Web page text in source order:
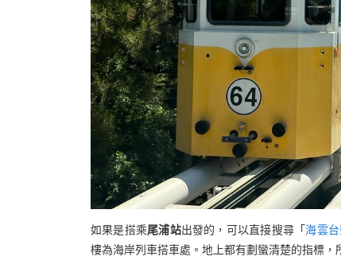
如果是搭乘尾浦站出發的，可以直接搜尋「海雲
樓為海岸列車搭車處。地上都有劃蠻清楚的指標，